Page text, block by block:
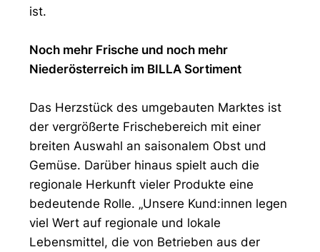
ist.
Noch mehr Frische und noch mehr
Niederösterreich im BILLA Sortiment
Das Herzstück des umgebauten Marktes ist
der vergrößerte Frischebereich mit einer
breiten Auswahl an saisonalem Obst und
Gemüse. Darüber hinaus spielt auch die
regionale Herkunft vieler Produkte eine
bedeutende Rolle. „Unsere Kund:innen legen
viel Wert auf regionale und lokale
Lebensmittel, die von Betrieben aus der